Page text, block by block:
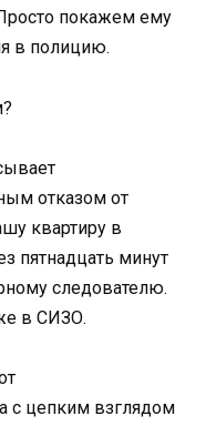
покажем ему
в полицию.
отказом от
квартиру в
пятнадцать минут
следователю.
в СИЗО.
с цепким взглядом